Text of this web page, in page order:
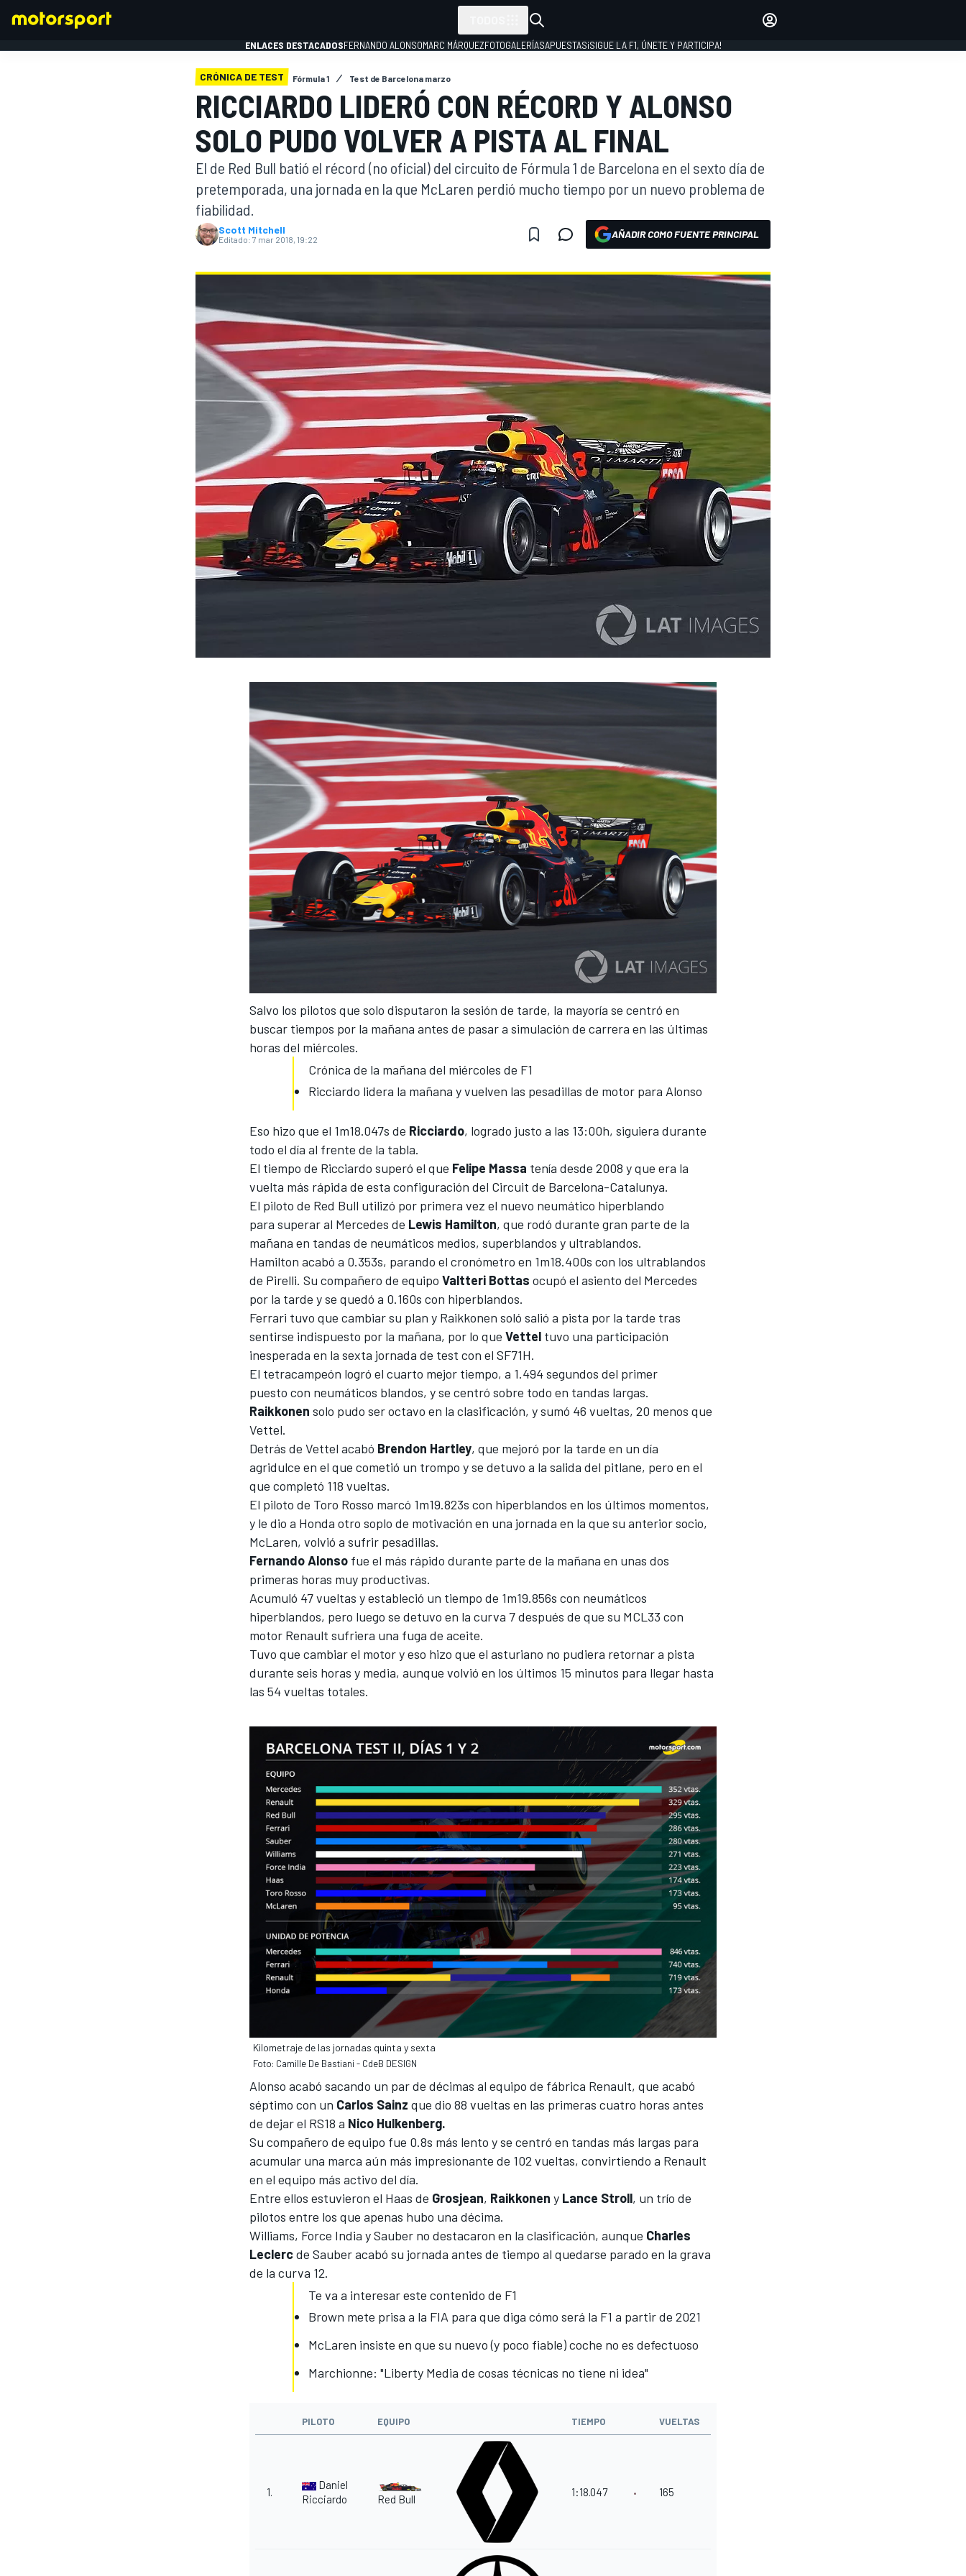
MOTOGP
FÓRMULA E
ENLACES DESTACADOSFERNANDO ALONSOMARC MÁRQUEZFOTOGALERÍASAPUESTAS¡SIGUE LA F1, ÚNETE Y PARTICIPA!
CRÓNICA DE TEST Fórmula 1 Test de Barcelona marzo
RICCIARDO LIDERÓ CON RÉCORD Y ALONSO
SOLO PUDO VOLVER A PISTA AL FINAL
El de Red Bull batió el récord (no oficial) del circuito de Fórmula 1 de Barcelona en el sexto día de
pretemporada, una jornada en la que McLaren perdió mucho tiempo por un nuevo problema de
fiabilidad.
Scott Mitchell
Editado: 7 mar 2018, 19:22 AÑADIR COMO FUENTE PRINCIPAL
Salvo los pilotos que solo disputaron la sesión de tarde, la mayoría se centró en
buscar tiempos por la mañana antes de pasar a simulación de carrera en las últimas
horas del miércoles.
Crónica de la mañana del miércoles de F1
Ricciardo lidera la mañana y vuelven las pesadillas de motor para Alonso
Eso hizo que el 1m18.047s de Ricciardo, logrado justo a las 13:00h, siguiera durante
todo el día al frente de la tabla.
El tiempo de Ricciardo superó el que Felipe Massa tenía desde 2008 y que era la
vuelta más rápida de esta configuración del Circuit de Barcelona-Catalunya.
El piloto de Red Bull utilizó por primera vez el nuevo neumático hiperblando
para superar al Mercedes de Lewis Hamilton, que rodó durante gran parte de la
mañana en tandas de neumáticos medios, superblandos y ultrablandos.
Hamilton acabó a 0.353s, parando el cronómetro en 1m18.400s con los ultrablandos
de Pirelli. Su compañero de equipo Valtteri Bottas ocupó el asiento del Mercedes
por la tarde y se quedó a 0.160s con hiperblandos.
Ferrari tuvo que cambiar su plan y Raikkonen soló salió a pista por la tarde tras
sentirse indispuesto por la mañana, por lo que Vettel tuvo una participación
inesperada en la sexta jornada de test con el SF71H.
El tetracampeón logró el cuarto mejor tiempo, a 1.494 segundos del primer
puesto con neumáticos blandos, y se centró sobre todo en tandas largas.
Raikkonen solo pudo ser octavo en la clasificación, y sumó 46 vueltas, 20 menos que
Vettel.
Detrás de Vettel acabó Brendon Hartley, que mejoró por la tarde en un día
agridulce en el que cometió un trompo y se detuvo a la salida del pitlane, pero en el
que completó 118 vueltas.
El piloto de Toro Rosso marcó 1m19.823s con hiperblandos en los últimos momentos,
y le dio a Honda otro soplo de motivación en una jornada en la que su anterior socio,
McLaren, volvió a sufrir pesadillas.
Fernando Alonso fue el más rápido durante parte de la mañana en unas dos
primeras horas muy productivas.
Acumuló 47 vueltas y estableció un tiempo de 1m19.856s con neumáticos
hiperblandos, pero luego se detuvo en la curva 7 después de que su MCL33 con
motor Renault sufriera una fuga de aceite.
Tuvo que cambiar el motor y eso hizo que el asturiano no pudiera retornar a pista
durante seis horas y media, aunque volvió en los últimos 15 minutos para llegar hasta
las 54 vueltas totales.
Kilometraje de las jornadas quinta y sexta
Foto: Camille De Bastiani - CdeB DESIGN
Alonso acabó sacando un par de décimas al equipo de fábrica Renault, que acabó
séptimo con un Carlos Sainz que dio 88 vueltas en las primeras cuatro horas antes
de dejar el RS18 a Nico Hulkenberg.
Su compañero de equipo fue 0.8s más lento y se centró en tandas más largas para
acumular una marca aún más impresionante de 102 vueltas, convirtiendo a Renault
en el equipo más activo del día.
Entre ellos estuvieron el Haas de Grosjean, Raikkonen y Lance Stroll, un trío de
pilotos entre los que apenas hubo una décima.
Williams, Force India y Sauber no destacaron en la clasificación, aunque Charles
Leclercde Sauber acabó su jornada antes de tiempo al quedarse parado en la grava
de la curva 12.
Te va a interesar este contenido de F1
Brown mete prisa a la FIA para que diga cómo será la F1 a partir de 2021
McLaren insiste en que su nuevo (y poco fiable) coche no es defectuoso
Marchionne: "Liberty Media de cosas técnicas no tiene ni idea"
PILOTO EQUIPO TIEMPO VUELTAS
1.
Daniel
Ricciardo
Red Bull
1:18.047 165